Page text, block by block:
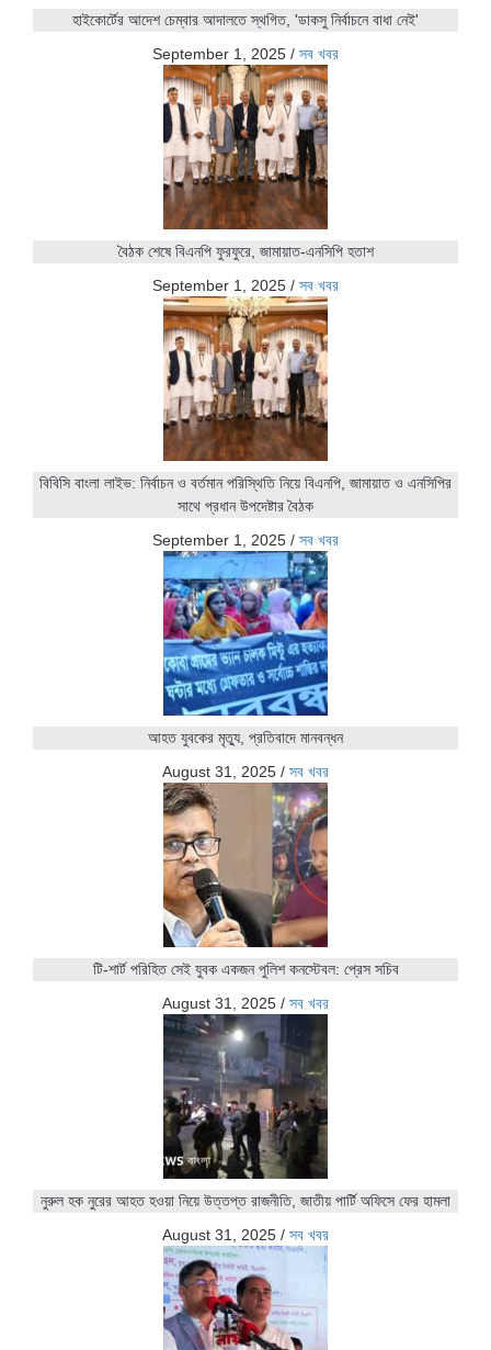
হাইকোর্টের আদেশ চেম্বার আদালতে স্থগিত, 'ডাকসু নির্বাচনে বাধা নেই'
September 1, 2025 / সব খবর
বৈঠক শেষে বিএনপি ফুরফুরে, জামায়াত-এনসিপি হতাশ
September 1, 2025 / সব খবর
বিবিসি বাংলা লাইভ: নির্বাচন ও বর্তমান পরিস্থিতি নিয়ে বিএনপি, জামায়াত ও এনসিপির
সাথে প্রধান উপদেষ্টার বৈঠক
September 1, 2025 / সব খবর
আহত যুবকের মৃত্যু, প্রতিবাদে মানবন্ধন
August 31, 2025 / সব খবর
টি-শার্ট পরিহিত সেই যুবক একজন পুলিশ কনস্টেবল: প্রেস সচিব
August 31, 2025 / সব খবর
নুরুল হক নুরের আহত হওয়া নিয়ে উত্তপ্ত রাজনীতি, জাতীয় পার্টি অফিসে ফের হামলা
August 31, 2025 / সব খবর